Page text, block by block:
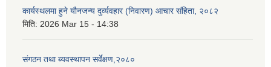
कार्यस्थलमा हुने यौनजन्य दुर्व्यवहार (निवारण) आचार संहिता, २०८२
मिति: 2026 Mar 15 - 14:38
संगठन तथा ब्यवस्थापन सर्वेक्षण,२०८०